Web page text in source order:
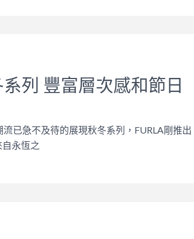
列 豐富層次感和節日
已急不及待的展現秋冬系列，FURLA剛推出
永恆之